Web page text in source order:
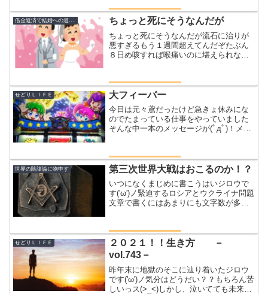
る今月２回の大敗をしたお店明日で今月
の勝ち負けが確定する本気...
借金返済で結婚への道のり ちょっと死にそうなんだが
ちょっと死にそうなんだが流石に治りが
悪すぎるもう１週間超えてんだぞたぶん
８日め咳すれば喉痛いのに堪えられない
痛い最初は明日には治ると確信してたの
に今では治らないんじゃな...
せどりＬＩＦＥ 大フィーバー
今日は元々鳶だったけど急きょ休みにな
のでたまっている仕事をやっていました
そんな中一本のメッセージが(ﾟдﾟ)！メル
源を入れようとしたところ電源が入らず
メーカーに確認したら...
世界の陰謀論に物申す 第三次世界大戦はおこるのか！？
いつになくまじめに書こうはいジロウで
す('ω')ノ緊迫するロシアとウクライナ問題
文章で書くにはあまりにも文字数が多く
りやすくするためにゆるく行きます('ω')ノ
第三次世...
せどりＬＩＦＥ
２０２１！！生き方 －
vol.743－
昨年末に地獄のそこに辿り着いたジロウ
です('ω')ノ気分はどうだい？？もちろん苦
しいっス(>_<)しかし、泣いてても未来は